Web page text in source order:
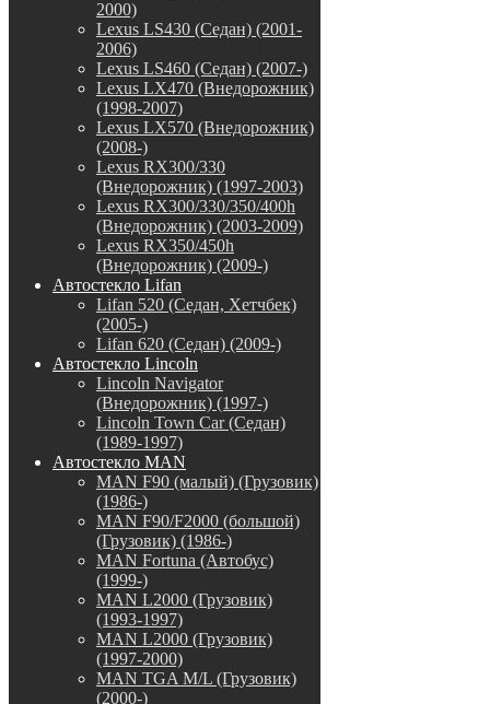
2000)
Lexus LS430 (Седан) (2001-
2006)
Lexus LS460 (Седан) (2007-)
Lexus LX470 (Внедорожник)
(1998-2007)
Lexus LX570 (Внедорожник)
(2008-)
Lexus RX300/330
(Внедорожник) (1997-2003)
Lexus RX300/330/350/400h
(Внедорожник) (2003-2009)
Lexus RX350/450h
(Внедорожник) (2009-)
Автостекло Lifan
Lifan 520 (Седан, Хетчбек)
(2005-)
Lifan 620 (Седан) (2009-)
Автостекло Lincoln
Lincoln Navigator
(Внедорожник) (1997-)
Lincoln Town Car (Седан)
(1989-1997)
Автостекло MAN
MAN F90 (малый) (Грузовик)
(1986-)
MAN F90/F2000 (большой)
(Грузовик) (1986-)
MAN Fortuna (Автобус)
(1999-)
MAN L2000 (Грузовик)
(1993-1997)
MAN L2000 (Грузовик)
(1997-2000)
MAN TGA M/L (Грузовик)
(2000-)